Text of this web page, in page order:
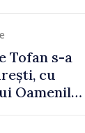
Tofan s-a
cu
Oamenilor